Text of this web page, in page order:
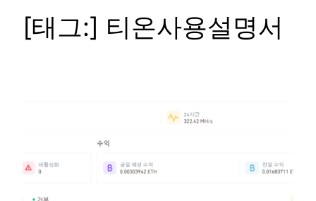
[태그:] 티온사용설명서